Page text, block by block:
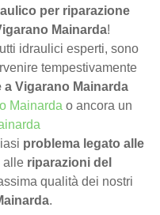
per riparazione
Mainarda!
idraulici esperti, sono
tempestivamente
Vigarano Mainarda
Mainarda o ancora un
problema legato alle
alle riparazioni del
qualità dei nostri
.